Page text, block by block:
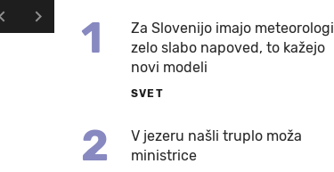
1
Za Slovenijo imajo meteorologi
zelo slabo napoved, to kažejo
novi modeli
SVET
2
V jezeru našli truplo moža
ministrice